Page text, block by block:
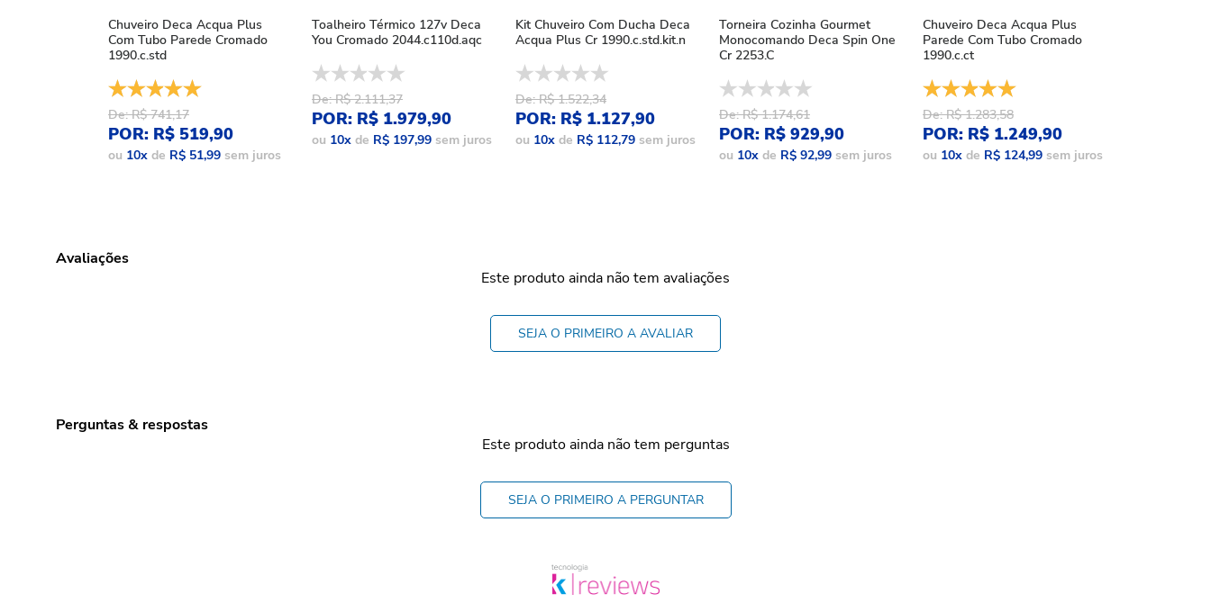
Chuveiro Deca Acqua Plus
Com Tubo Parede Cromado
1990.c.std
De: R$ 741,17
POR: R$ 519,90
ou 10x de R$ 51,99 sem juros
Toalheiro Térmico 127v Deca
You Cromado 2044.c110d.aqc
De: R$ 2.111,37
POR: R$ 1.979,90
ou 10x de R$ 197,99 sem juros
Kit Chuveiro Com Ducha Deca
Acqua Plus Cr 1990.c.std.kit.n
De: R$ 1.522,34
POR: R$ 1.127,90
ou 10x de R$ 112,79 sem juros
Torneira Cozinha Gourmet
Monocomando Deca Spin One
Cr 2253.C
De: R$ 1.174,61
POR: R$ 929,90
ou 10x de R$ 92,99 sem juros
Chuveiro Deca Acqua Plus
Parede Com Tubo Cromado
1990.c.ct
De: R$ 1.283,58
POR: R$ 1.249,90
ou 10x de R$ 124,99 sem juros
Avaliações
Este produto ainda não tem avaliações
SEJA O PRIMEIRO A AVALIAR
Perguntas & respostas
Este produto ainda não tem perguntas
SEJA O PRIMEIRO A PERGUNTAR